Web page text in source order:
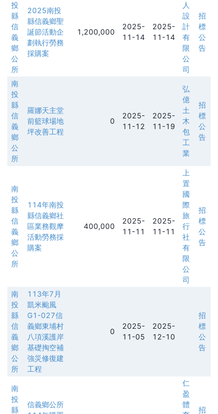
投
縣
信
義
鄉
公
所
2025南投
縣信義鄉聖
誕節活動企
劃執行勞務
採購案
1,200,000
2025-
11-14
2025-
11-14
人
設
計
有
限
公
司
招
標
公
告
南
投
縣
信
義
鄉
公
所
羅娜天主堂
前籃球場地
坪改善工程
0
2025-
11-12
2025-
11-19
弘
億
土
木
包
工
業
招
標
公
告
南
投
縣
信
義
鄉
公
所
114年南投
縣信義鄉社
區業務觀摩
活動勞務採
購案
400,000
2025-
11-11
2025-
11-11
上
置
國
際
旅
行
社
有
限
公
司
招
標
公
告
南
投
縣
信
義
鄉
公
所
113年7月
凱米颱風
G1-027信
義鄉東埔村
八項溪護岸
基礎掏空補
強災修復建
工程
0
2025-
11-05
2025-
12-10
招
標
公
告
南
投
縣
信義鄉公所
仁
盈
體
招